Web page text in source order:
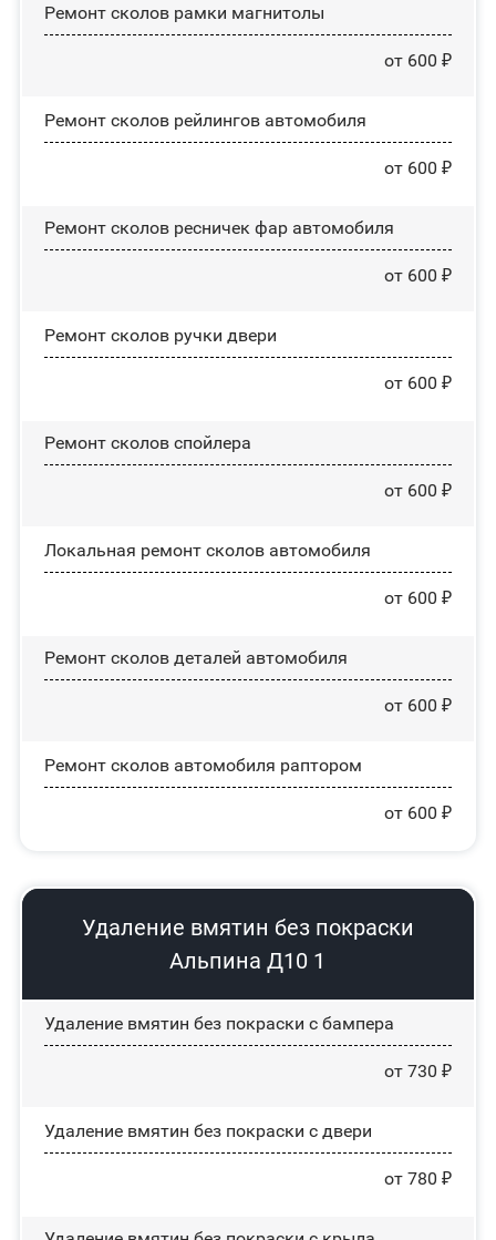
Ремонт сколов рамки магнитолы
от 600 ₽
Ремонт сколов рейлингов автомобиля
от 600 ₽
Ремонт сколов ресничек фар автомобиля
от 600 ₽
Ремонт сколов ручки двери
от 600 ₽
Ремонт сколов спойлера
от 600 ₽
Локальная ремонт сколов автомобиля
от 600 ₽
Ремонт сколов деталей автомобиля
от 600 ₽
Ремонт сколов автомобиля раптором
от 600 ₽
Удаление вмятин без покраски
Альпина Д10 1
Удаление вмятин без покраски с бампера
от 730 ₽
Удаление вмятин без покраски с двери
от 780 ₽